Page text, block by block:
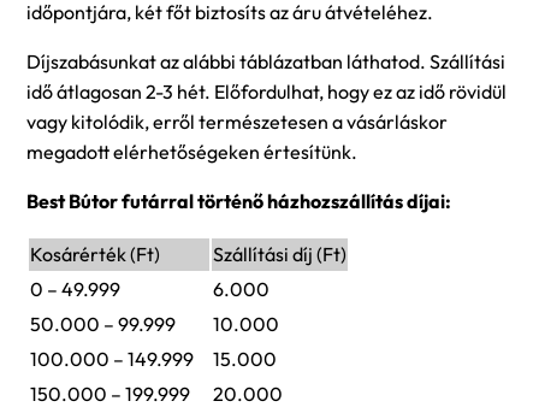
időpontjára, két főt biztosíts az áru átvételéhez.
Díjszabásunkat az alábbi táblázatban láthatod. Szállítási
idő átlagosan 2-3 hét. Előfordulhat, hogy ez az idő rövidül
vagy kitolódik, erről természetesen a vásárláskor
megadott elérhetőségeken értesítünk.
Best Bútor futárral történő házhozszállítás díjai:
Kosárérték (Ft)
Szállítási díj (Ft)
0 – 49.999
6.000
50.000 – 99.999
10.000
100.000 – 149.999
15.000
150.000 – 199.999
20.000